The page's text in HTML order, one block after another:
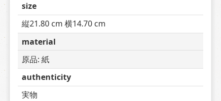
size
縦21.80 cm 横14.70 cm
material
原品: 紙
authenticity
実物